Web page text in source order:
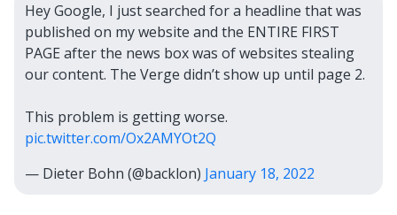
Hey Google, I just searched for a headline that was
published on my website and the ENTIRE FIRST
PAGE after the news box was of websites stealing
our content. The Verge didn’t show up until page 2.
This problem is getting worse.
pic.twitter.com/Ox2AMYOt2Q
— Dieter Bohn (@backlon) January 18, 2022